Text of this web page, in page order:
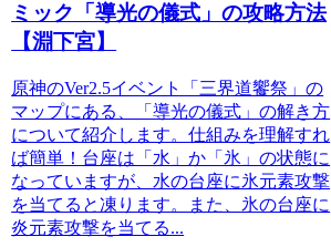
ミック「導光の儀式」の攻略方法
【淵下宮】
原神のVer2.5イベント「三界道饗祭」の
マップにある、「導光の儀式」の解き方
について紹介します。仕組みを理解すれ
ば簡単！台座は「水」か「氷」の状態に
なっていますが、水の台座に氷元素攻撃
を当てると凍ります。また、氷の台座に
炎元素攻撃を当てる...